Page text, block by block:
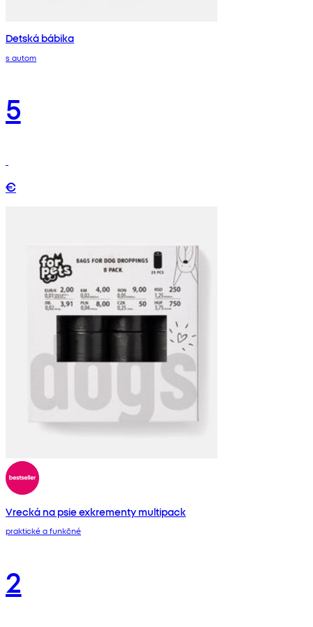
Detská bábika
s autom
5
€
Vrecká na psie exkrementy multipack
praktické a funkčné
2